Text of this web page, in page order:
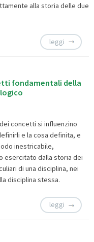
alla storia delle due
leggi
fondamentali della
concetti si influenzino
e la cosa definita, e
inestricabile,
esercitato dalla storia dei
di una disciplina, nei
disciplina stessa.
leggi